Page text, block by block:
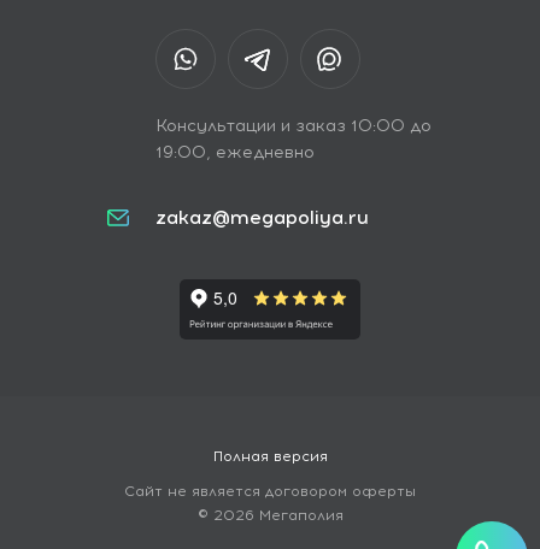
Консультации и заказ 10:00 до
19:00, ежедневно
zakaz@megapoliya.ru
Полная версия
Сайт не является договором оферты
© 2026 Мегаполия